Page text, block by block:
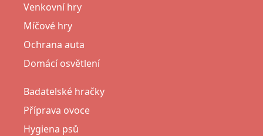
Venkovní hry
Míčové hry
Ochrana auta
Domácí osvětlení
Badatelské hračky
Příprava ovoce
Hygiena psů